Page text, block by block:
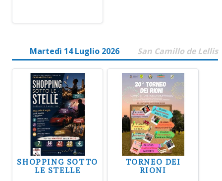
Martedì 14 Luglio 2026 San Camillo de Lellis
SHOPPING SOTTO
LE STELLE
TORNEO DEI
RIONI